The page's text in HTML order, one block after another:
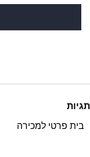
תגיות
בית פרטי למכירה